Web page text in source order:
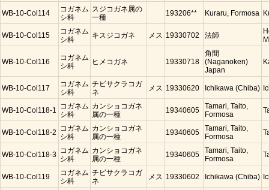
WB-10-Col114
コガネム
シ科
スジコガネ属の
一種
193206** Kuraru, Formosa
WB-10-Col115
コガネム
シ科
キスジコガネ メス 19330702 法師
WB-10-Col116
コガネム
シ科
ヒメコガネ 19330718
角間
(Naganoken)
Japan
WB-10-Col117
コガネム
シ科
チビサクラコガ
ネ
メス 19330620 Ichikawa (Chiba)
WB-10-Col118-1 コガネム
シ科
カンショコガネ
属の一種
19340605
Tamari, Taito,
Formosa
WB-10-Col118-2 コガネム
シ科
カンショコガネ
属の一種
19340605
Tamari, Taito,
Formosa
WB-10-Col118-3 コガネム
シ科
カンショコガネ
属の一種
19340605
Tamari, Taito,
Formosa
WB-10-Col119
コガネム
シ科
チビサクラコガ
ネ
メス 19330602 Ichikawa (Chiba)